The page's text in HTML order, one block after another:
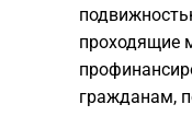
проходящие
гражданам,